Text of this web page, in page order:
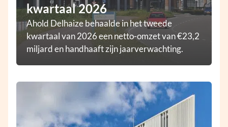
kwartaal 2026
Ahold Delhaize behaalde in het tweede
kwartaal van 2026 een netto-omzet van €23,2
miljard en handhaaft zijn jaarverwachting.